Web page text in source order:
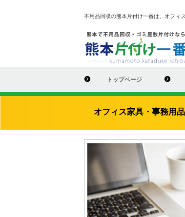
不用品回収の熊本片付け一番は、オフィ
トップページ
オフィス家具・事務用